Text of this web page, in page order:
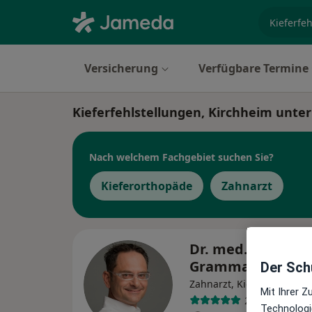
Versicherung Verfügbare Termine
Kieferfehlstellungen, Kirchheim unter
Nach welchem Fachgebiet suchen Sie?
Kieferorthopäde Zahnarzt
Dr. med. dent.
Grammatidis
Zahnarzt, Kieferorthopäde
244
Der
Mit Ihrer